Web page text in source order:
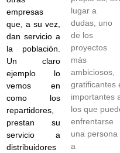
empresas
que, a su vez,
dan servicio a
la población.
Un claro
ejemplo lo
vemos en
como los
repartidores,
prestan su
servicio a
distribuidores
lugar a
dudas, uno
de los
proyectos
más
ambiciosos,
gratificantes
importantes
los que
enfrentarse
una persona
a